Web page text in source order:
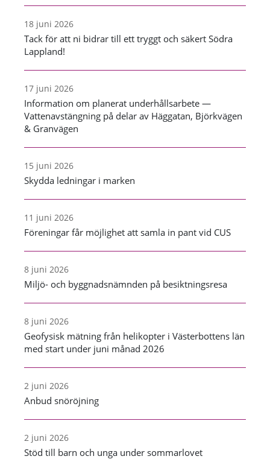
18 juni 2026
Tack för att ni bidrar till ett tryggt och säkert Södra
Lappland!
17 juni 2026
Information om planerat underhållsarbete —
Vattenavstängning på delar av Häggatan, Björkvägen
& Granvägen
15 juni 2026
Skydda ledningar i marken
11 juni 2026
Föreningar får möjlighet att samla in pant vid CUS
8 juni 2026
Miljö- och byggnadsnämnden på besiktningsresa
8 juni 2026
Geofysisk mätning från helikopter i Västerbottens län
med start under juni månad 2026
2 juni 2026
Anbud snöröjning
2 juni 2026
Stöd till barn och unga under sommarlovet